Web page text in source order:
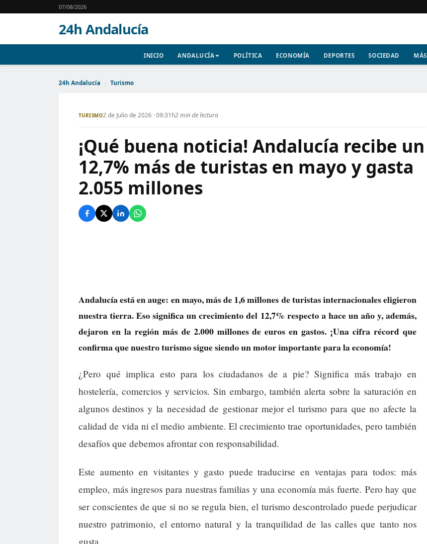
07/08/2026
24h Andalucía
INICIO ANDALUCÍA POLÍTICA ECONOMÍA DEPORTES SOCIEDAD MÁS
24h Andalucía › Turismo
TURISMO2 de Julio de 2026 · 09:31h2 min de lectura
¡Qué buena noticia! Andalucía recibe un
12,7% más de turistas en mayo y gasta
2.055 millones
Andalucía está en auge: en mayo, más de 1,6 millones de turistas internacionales eligieron
nuestra tierra. Eso significa un crecimiento del 12,7% respecto a hace un año y, además,
dejaron en la región más de 2.000 millones de euros en gastos. ¡Una cifra récord que
confirma que nuestro turismo sigue siendo un motor importante para la economía!
¿Pero qué implica esto para los ciudadanos de a pie? Significa más trabajo en
hostelería, comercios y servicios. Sin embargo, también alerta sobre la saturación en
algunos destinos y la necesidad de gestionar mejor el turismo para que no afecte la
calidad de vida ni el medio ambiente. El crecimiento trae oportunidades, pero también
desafíos que debemos afrontar con responsabilidad.
Este aumento en visitantes y gasto puede traducirse en ventajas para todos: más
empleo, más ingresos para nuestras familias y una economía más fuerte. Pero hay que
ser conscientes de que si no se regula bien, el turismo descontrolado puede perjudicar
nuestro patrimonio, el entorno natural y la tranquilidad de las calles que tanto nos
gusta.